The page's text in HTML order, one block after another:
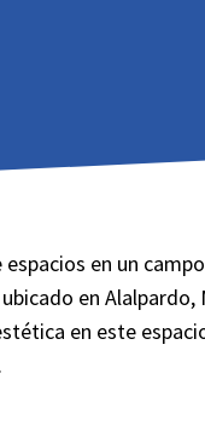
espacios en un
en
en este